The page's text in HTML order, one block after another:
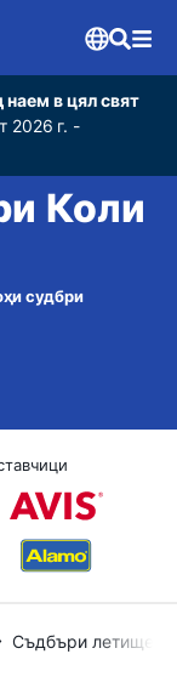
в цял свят
2026 г. -
Коли
судбри
Съдбъри летище